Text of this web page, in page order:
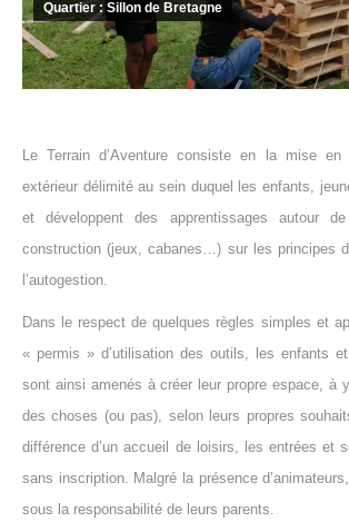
Quartier : Sillon de Bretagne
Le Terrain d’Aventure consiste en la mise en
extérieur délimité au sein duquel les enfants,
et développent des apprentissages autour
construction (jeux, cabanes…) sur les principes
l’autogestion.
Dans le respect de quelques règles simples et
« permis » d’utilisation des outils, les enfants
sont ainsi amenés à créer leur propre espace, à
des choses (ou pas), selon leurs propres
différence d’un accueil de loisirs, les entrées et
sans inscription. Malgré la présence
sous la responsabilité de leurs parents.